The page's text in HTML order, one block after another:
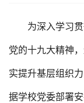
为深入学习
党的十九大精神
实提升基层组织
据学校党委部署